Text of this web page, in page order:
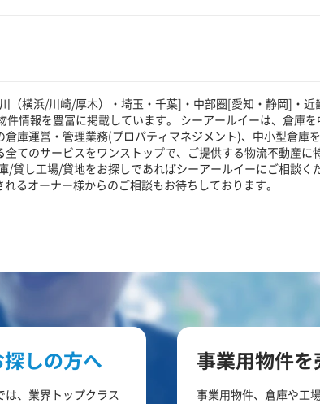
（横浜/川崎/厚木）・埼玉・千葉]・中部圏[愛知・静岡]・近
情報を豊富に掲載しています。 シーアールイーは、倉庫を
庫運営・管理業務(プロパティマネジメント)、中小型倉庫
てのサービスをワンストップで、ご提供する物流不動産に
し工場/貸地をお探しであればシーアールイーにご相談く
るオーナー様からのご相談もお待ちしております。
しの方へ
は、業界トップクラス
事業用物件
事業用物件、倉庫や工